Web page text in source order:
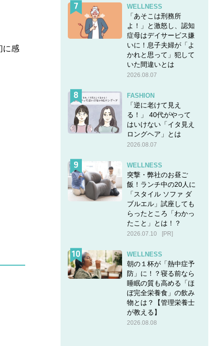
に感
WELLNESS
「あそこは刑務所
よ！」と激怒し、認知
症母はデイサービス嫌
いに！息子夫婦が「よ
かれと思って」犯して
いた間違いとは
2026.08.07
FASHION
「逆に老けて見え
る！」 40代がやって
はいけない「イタ見え
ロングヘア」とは
2026.08.07
WELLNESS
突撃・弊社のお昼ご
飯！ランチ中の20人に
「スタイル ソファ ダ
ブルエル」試座しても
らったところ「わかっ
たこと」とは！？
2026.07.10 [PR]
WELLNESS
朝の１杯が「熱中症予
防」に！？寝る前なら
睡眠の質も高める「ほ
ぼ完全栄養食」の飲み
物とは？【管理栄養士
が教える】
2026.08.08